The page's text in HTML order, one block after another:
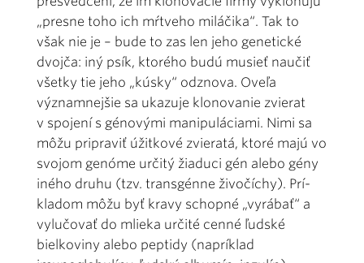
„presne toho ich mŕtveho miláčika“. Tak to
však nie je – bude to zas len jeho genetické
dvojča: iný psík, ktorého budú musieť naučiť
všetky tie jeho „kúsky“ odznova. Oveľa
významnejšie sa ukazuje klonovanie zvierat
v spojení s génovými manipuláciami. Nimi sa
môžu pripraviť úžitkové zvieratá, ktoré majú vo
svojom genóme určitý žiaduci gén alebo gény
iného druhu (tzv. transgénne živočíchy). Prí-
kladom môžu byť kravy schopné „vyrábať“ a
vylučovať do mlieka určité cenné ľudské
bielkoviny alebo peptidy (napríklad